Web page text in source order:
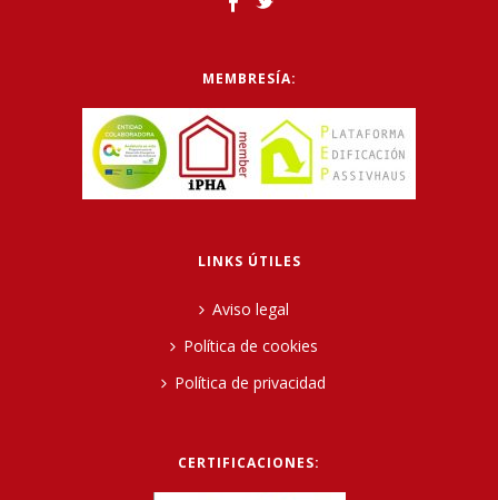
MEMBRESÍA:
LINKS ÚTILES
Aviso legal
Política de cookies
Política de privacidad
CERTIFICACIONES: